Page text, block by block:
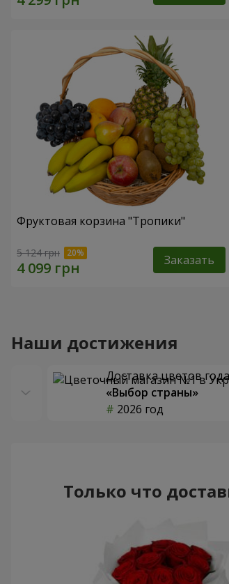
Фруктовая корзина "Тропики"
5 124 грн Заказать
Наши достижения
Доставка цветов
«Выбор страны»
2026 год
Только что